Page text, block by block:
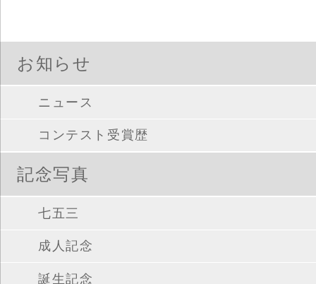
お知らせ
ニュース
コンテスト受賞歴
記念写真
七五三
成人記念
誕生記念